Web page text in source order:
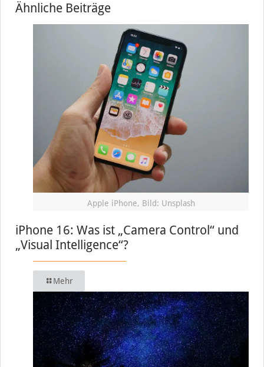
Ähnliche Beiträge
Apple iPhone, Bild: Unsplash
iPhone 16: Was ist „Camera Control“ und
„Visual Intelligence“?
Mehr